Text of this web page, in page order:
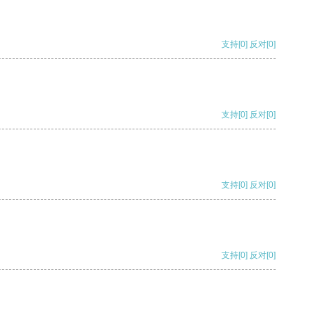
支持[0] 反对[0]
支持[0] 反对[0]
支持[0] 反对[0]
支持[0] 反对[0]